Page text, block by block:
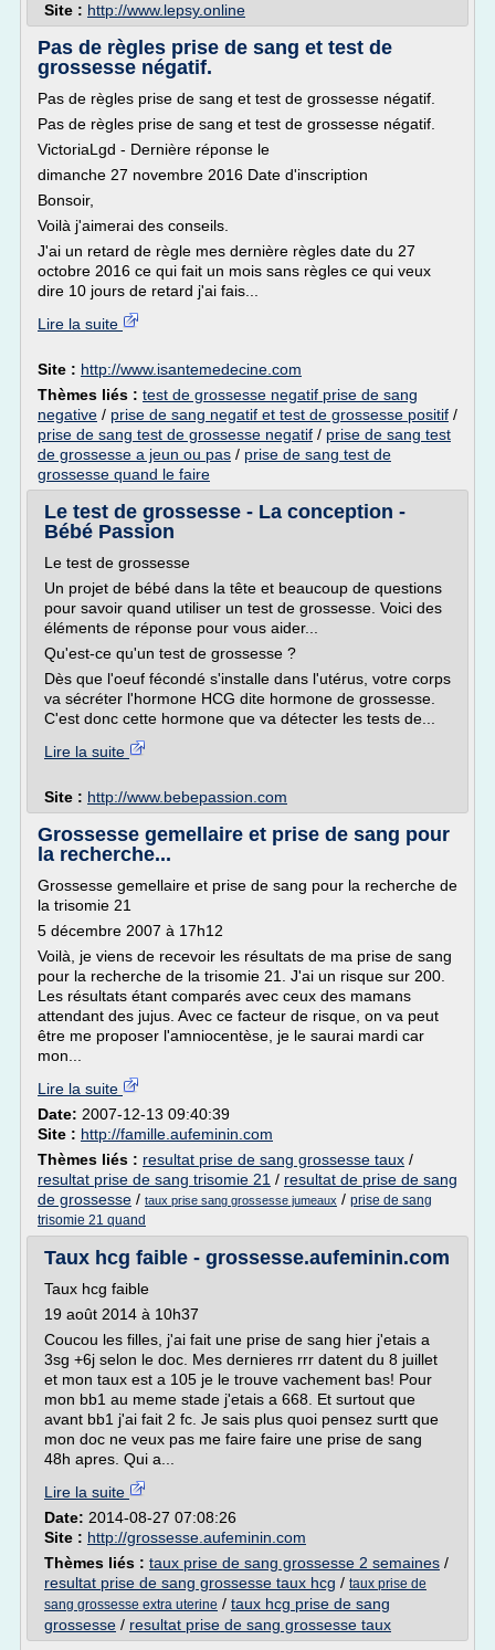
Site : http://www.lepsy.online
Pas de règles prise de sang et test de
grossesse négatif.
Pas de règles prise de sang et test de grossesse négatif.
Pas de règles prise de sang et test de grossesse négatif.
VictoriaLgd - Dernière réponse le
dimanche 27 novembre 2016 Date d'inscription
Bonsoir,
Voilà j'aimerai des conseils.
J'ai un retard de règle mes dernière règles date du 27
octobre 2016 ce qui fait un mois sans règles ce qui veux
dire 10 jours de retard j'ai fais...
Lire la suite
Site : http://www.isantemedecine.com
Thèmes liés : test de grossesse negatif prise de sang
negative / prise de sang negatif et test de grossesse positif /
prise de sang test de grossesse negatif / prise de sang test
de grossesse a jeun ou pas / prise de sang test de
grossesse quand le faire
Le test de grossesse - La conception -
Bébé Passion
Le test de grossesse
Un projet de bébé dans la tête et beaucoup de questions
pour savoir quand utiliser un test de grossesse. Voici des
éléments de réponse pour vous aider...
Qu'est-ce qu'un test de grossesse ?
Dès que l'oeuf fécondé s'installe dans l'utérus, votre corps
va sécréter l'hormone HCG dite hormone de grossesse.
C'est donc cette hormone que va détecter les tests de...
Lire la suite
Site : http://www.bebepassion.com
Grossesse gemellaire et prise de sang pour
la recherche...
Grossesse gemellaire et prise de sang pour la recherche de
la trisomie 21
5 décembre 2007 à 17h12
Voilà, je viens de recevoir les résultats de ma prise de sang
pour la recherche de la trisomie 21. J'ai un risque sur 200.
Les résultats étant comparés avec ceux des mamans
attendant des jujus. Avec ce facteur de risque, on va peut
être me proposer l'amniocentèse, je le saurai mardi car
mon...
Lire la suite
Date: 2007-12-13 09:40:39
Site : http://famille.aufeminin.com
Thèmes liés : resultat prise de sang grossesse taux /
resultat prise de sang trisomie 21 / resultat de prise de sang
de grossesse / taux prise sang grossesse jumeaux / prise de sang
trisomie 21 quand
Taux hcg faible - grossesse.aufeminin.com
Taux hcg faible
19 août 2014 à 10h37
Coucou les filles, j'ai fait une prise de sang hier j'etais a
3sg +6j selon le doc. Mes dernieres rrr datent du 8 juillet
et mon taux est a 105 je le trouve vachement bas! Pour
mon bb1 au meme stade j'etais a 668. Et surtout que
avant bb1 j'ai fait 2 fc. Je sais plus quoi pensez surtt que
mon doc ne veux pas me faire faire une prise de sang
48h apres. Qui a...
Lire la suite
Date: 2014-08-27 07:08:26
Site : http://grossesse.aufeminin.com
Thèmes liés : taux prise de sang grossesse 2 semaines /
resultat prise de sang grossesse taux hcg / taux prise de
sang grossesse extra uterine / taux hcg prise de sang
grossesse / resultat prise de sang grossesse taux